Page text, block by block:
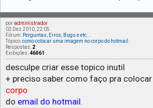
poradministrador
02 Dez 2010, 22:05
Fórum: Perguntas, Erros, Bugs e etc...
Tópico:como colocar uma imagem no corpo do hotmail
Respostas: 2
Exibições:46061
desculpe criar esse topico inutil
+ preciso saber como faço pra colocar
corpo
do email do hotmail.